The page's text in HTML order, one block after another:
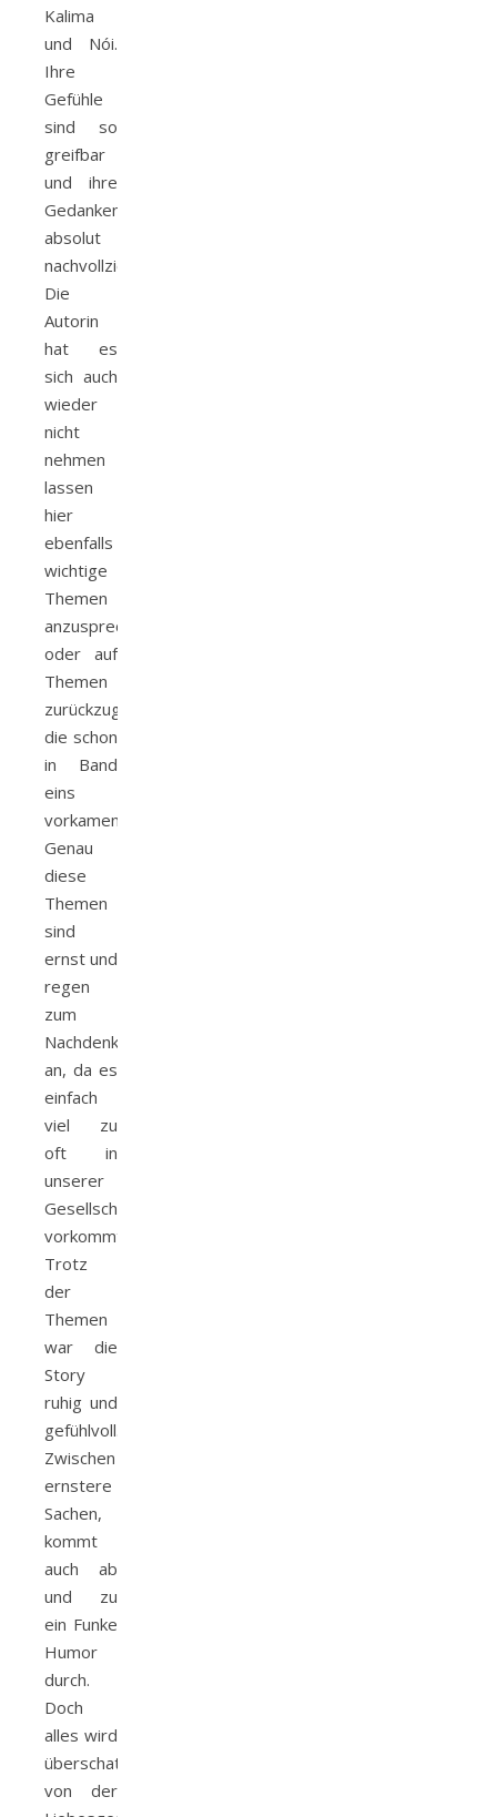
Kalima
und Nói.
Ihre
Gefühle
sind so
greifbar
und ihre
Gedanken
absolut
nachvollziehbar.
Die
Autorin
hat es
sich auch
wieder
nicht
nehmen
lassen
hier
ebenfalls
wichtige
Themen
anzusprechen
oder auf
Themen
zurückzugreifen
die schon
in Band
eins
vorkamen.
Genau
diese
Themen
sind
ernst und
regen
zum
Nachdenken
an, da es
einfach
viel zu
oft in
unserer
Gesellschaft
vorkommt.
Trotz
der
Themen
war die
Story
ruhig und
gefühlvoll.
Zwischen
ernstere
Sachen,
kommt
auch ab
und zu
ein Funke
Humor
durch.
Doch
alles wird
überschattet
von der